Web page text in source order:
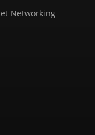
Networking